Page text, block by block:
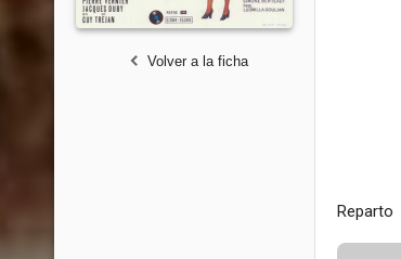
Volver a la ficha
Reparto